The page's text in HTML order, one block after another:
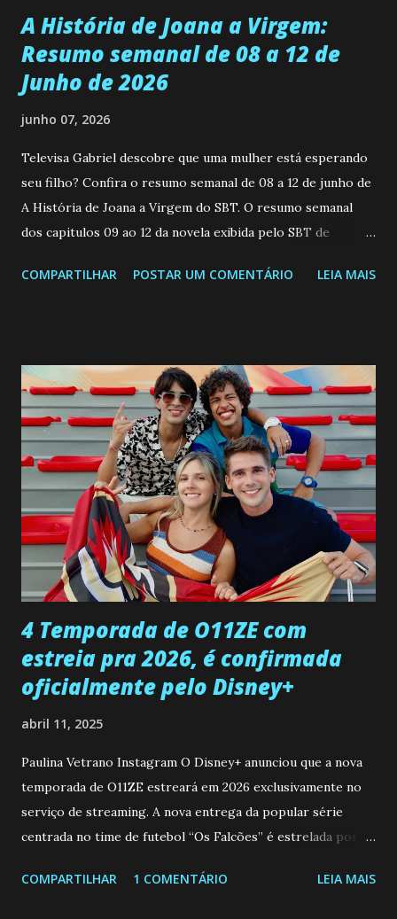
A História de Joana a Virgem:
Resumo semanal de 08 a 12 de
Junho de 2026
junho 07, 2026
Televisa Gabriel descobre que uma mulher está esperando
seu filho? Confira o resumo semanal de 08 a 12 de junho de
A História de Joana a Virgem do SBT. O resumo semanal
dos capitulos 09 ao 12 da novela exibida pelo SBT de
a Programação Semanal do SBT de 08/06/26 a 14/06/26
confessa a Gabriel que ele demonstrou ser o tipo de
pessoa que ela tanto desejou durante toda a vida. Camila
entra no quarto de Gabriel e imagina como seria o
encontro deles, quando conseguir seduzi-lo. Manuel avisa a
Paula sobre a suposta infidelidade de Gabriel com Joana.
Rogerio consegue se livrar de todas as suspeitas pelo
desaparecimento de Francisco, apontando que ele poderia
ter sido vítima da fúria de Gabriel. Artur informa a Gabriel
que a clínica inseminou por engano outra paciente, que está
...
COMPARTILHAR POSTAR UM COMENTÁRIO LEIA MAIS
4 Temporada de O11ZE com
estreia pra 2026, é confirmada
oficialmente pelo Disney+
abril 11, 2025
Paulina Vetrano Instagram O Disney+ anunciou que a nova
temporada de O11ZE estreará em 2026 exclusivamente no
serviço de streaming. A nova entrega da popular série
centrada no time de futebol “Os Falcões” é estrelada por
Brum (Dedé), que voltam a interpretar seus personagens
COMPARTILHAR 1 COMENTÁRIO LEIA MAIS